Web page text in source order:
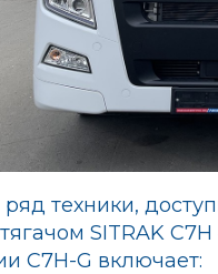
техники,
SITRAK С7Н
C7H-G включает: